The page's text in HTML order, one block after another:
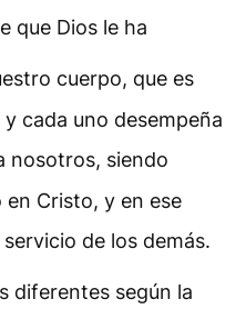
que Dios le ha
cuerpo, que es
cada uno desempeña
nosotros, siendo
Cristo, y en ese
de los demás.
diferentes según la